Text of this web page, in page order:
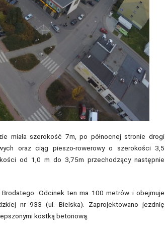
miała szerokość 7m, po północnej stronie drogi
oraz ciąg pieszo-rowerowy o szerokości 3,5
od 1,0 m do 3,75m przechodzący następnie
Odcinek ten ma 100 metrów i obejmuje
nr 933 (ul. Bielska). Zaprojektowano jezdnię
kostką betonową.